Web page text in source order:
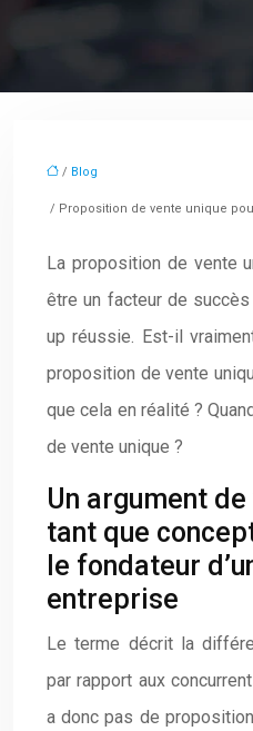
/ Blog
/ Proposition de vente unique
La proposition de vente
être un facteur de
up réussie. Est-il
proposition de vente
que cela en réalité ?
de vente unique ?
Un argument
tant que
le fondateur
entreprise
Le terme décrit la
par rapport aux
a donc pas de